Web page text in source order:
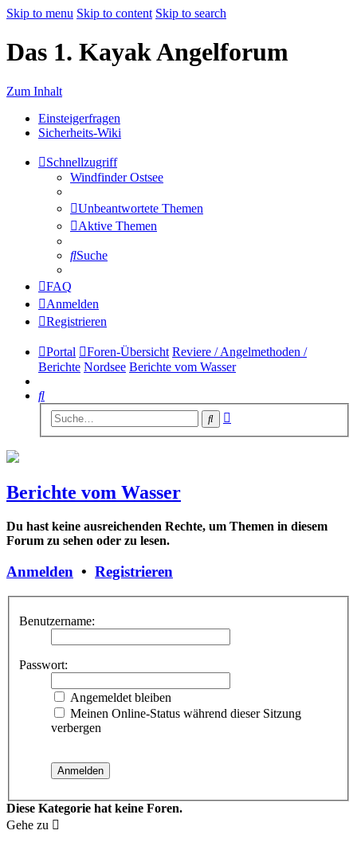
Skip to menu Skip to content Skip to search
Das 1. Kayak Angelforum
Zum Inhalt
Einsteigerfragen
Sicherheits-Wiki
Schnellzugriff
Windfinder Ostsee
Unbeantwortete Themen
Aktive Themen
Suche
FAQ
Anmelden
Registrieren
Portal Foren-Übersicht Reviere / Angelmethoden /
Berichte Nordsee Berichte vom Wasser
Suche
Suche
Berichte vom Wasser
Du hast keine ausreichenden Rechte, um Themen in diesem
Forum zu sehen oder zu lesen.
Anmelden • Registrieren
Benutzername:
Passwort:
Angemeldet bleiben
Meinen Online-Status während dieser Sitzung
verbergen
Diese Kategorie hat keine Foren.
Gehe zu